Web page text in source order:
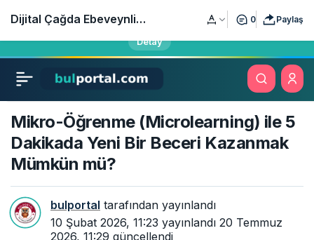
Öğrencilerin, sınavlara hazırlananların ve öğretmenlerin yeni
eğitim adresi bulportal.com yayında!
Detay
Mikro-Öğrenme (Microlearning) ile 5
Dakikada Yeni Bir Beceri Kazanmak
Mümkün mü?
bulportal tarafından yayınlandı
10 Şubat 2026, 11:23 yayınlandı 20 Temmuz
2026, 11:29 güncellendi
Dijital Çağda Ebeveynlik:
Çocukları Ekran
Yolları
0 Paylaş